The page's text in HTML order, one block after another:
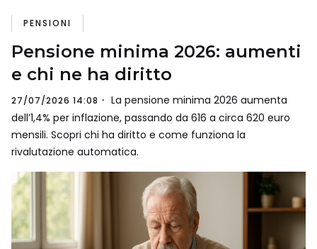
PENSIONI
Pensione minima 2026: aumenti
e chi ne ha diritto
27/07/2026 14:08
La pensione minima 2026 aumenta
dell’1,4% per inflazione, passando da 616 a circa 620 euro
mensili. Scopri chi ha diritto e come funziona la
rivalutazione automatica.